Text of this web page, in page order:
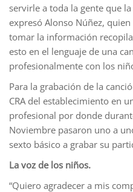
servirle a toda la gente que
expresó Alonso Núñez,
tomar la información
esto en el lenguaje de una
profesionalmente con los
Para la grabación de la
CRA del establecimiento en
profesional por donde
Noviembre pasaron uno a
sexto básico a grabar su
La voz de los niños.
“Quiero agradecer a mis